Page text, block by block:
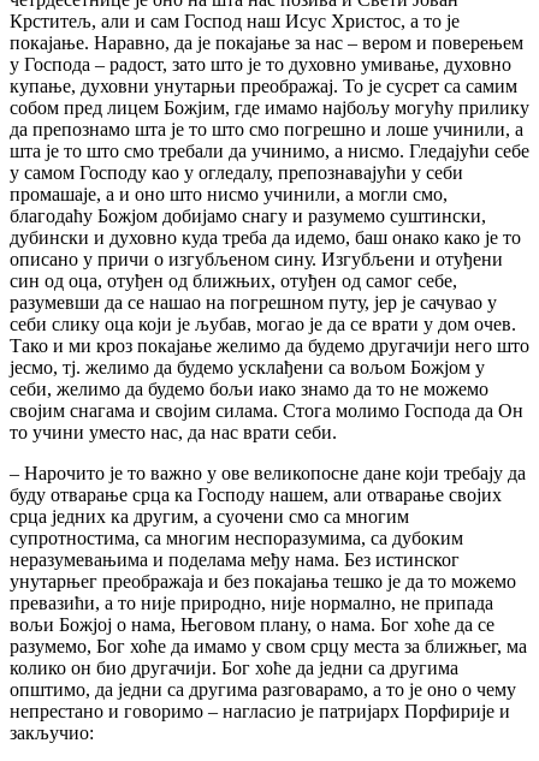
Крститељ, али и сам Господ наш Исус Христос, а то је
покајање. Наравно, да је покајање за нас – вером и поверењем
у Господа – радост, зато што је то духовно умивање, духовно
купање, духовни унутарњи преображај. То је сусрет са самим
собом пред лицем Божјим, где имамо најбољу могућу прилику
да препознамо шта је то што смо погрешно и лоше учинили, а
шта је то што смо требали да учинимо, а нисмо. Гледајући себе
у самом Господу као у огледалу, препознавајући у себи
промашаје, а и оно што нисмо учинили, а могли смо,
благодаћу Божјом добијамо снагу и разумемо суштински,
дубински и духовно куда треба да идемо, баш онако како је то
описано у причи о изгубљеном сину. Изгубљени и отуђени
син од оца, отуђен од ближњих, отуђен од самог себе,
разумевши да се нашао на погрешном путу, јер је сачувао у
себи слику оца који је љубав, могао је да се врати у дом очев.
Тако и ми кроз покајање желимо да будемо другачији него што
јесмо, тј. желимо да будемо усклађени са вољом Божјом у
себи, желимо да будемо бољи иако знамо да то не можемо
својим снагама и својим силама. Стога молимо Господа да Он
то учини уместо нас, да нас врати себи.
– Нарочито је то важно у ове великопосне дане који требају да
буду отварање срца ка Господу нашем, али отварање својих
срца једних ка другим, а суочени смо са многим
супротностима, са многим неспоразумима, са дубоким
неразумевањима и поделама међу нама. Без истинског
унутарњег преображаја и без покајања тешко је да то можемо
превазићи, а то није природно, није нормално, не припада
вољи Божјој о нама, Његовом плану, о нама. Бог хоће да се
разумемо, Бог хоће да имамо у свом срцу места за ближњег, ма
колико он био другачији. Бог хоће да једни са другима
општимо, да једни са другима разговарамо, а то је оно о чему
непрестано и говоримо – нагласио је патријарх Порфирије и
закључио: